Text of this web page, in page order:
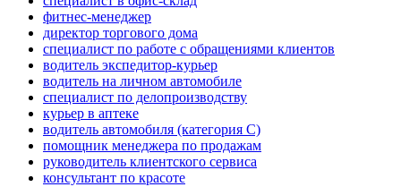
фитнес-менеджер
директор торгового дома
специалист по работе с обращениями клиентов
водитель экспедитор-курьер
водитель на личном автомобиле
специалист по делопроизводству
курьер в аптеке
водитель автомобиля (категория C)
помощник менеджера по продажам
руководитель клиентского сервиса
консультант по красоте